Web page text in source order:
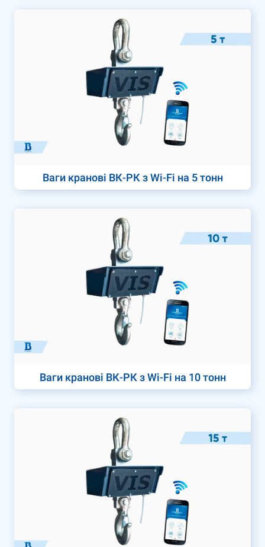
Ваги кранові ВК-РК з Wi-Fi на 5 тонн
Ваги кранові ВК-РК з Wi-Fi на 10 тонн